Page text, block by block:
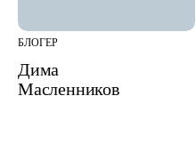
БЛОГЕР
Дима
Масленников